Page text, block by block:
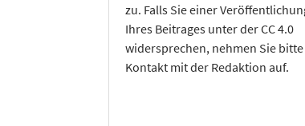
zu. Falls Sie einer
Ihres Beitrages unter der CC 4.0
widersprechen, nehmen Sie bitte
Kontakt mit der Redaktion auf.